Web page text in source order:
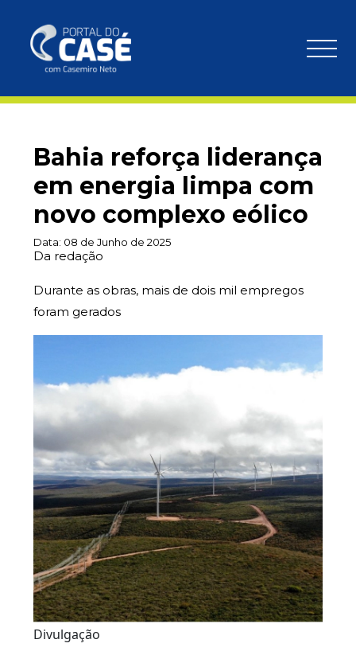
Bahia reforça liderança
em energia limpa com
novo complexo eólico
Data: 08 de Junho de 2025
Da redação
Durante as obras, mais de dois mil empregos
foram gerados
Divulgação